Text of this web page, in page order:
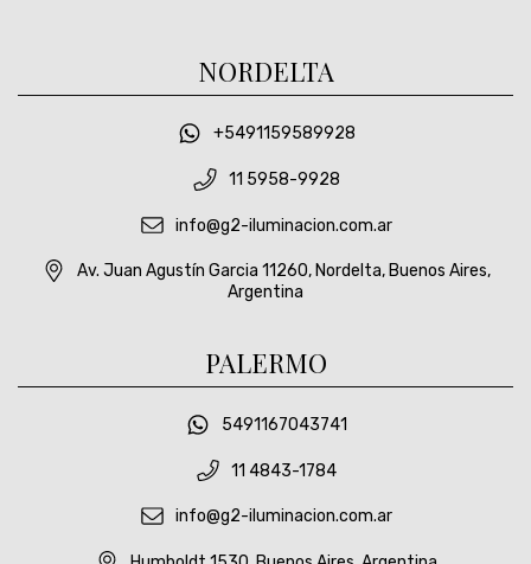
NORDELTA
+5491159589928
11 5958-9928
info@g2-iluminacion.com.ar
Av. Juan Agustín Garcia 11260, Nordelta, Buenos Aires,
Argentina
PALERMO
5491167043741
11 4843-1784
info@g2-iluminacion.com.ar